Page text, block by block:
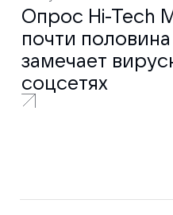
Опрос Hi-Tech
почти
замечает
соцсетях